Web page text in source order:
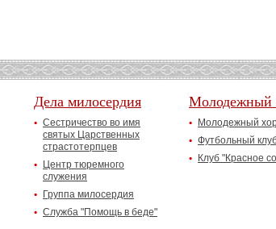
Дела милосердия
Сестричество во имя
святых Царственных
страстотерпцев
Центр тюремного
служения
Группа милосердия
Служба "Помощь в беде"
Молодежный
Молодежный
Футбольный
Клуб "Красное